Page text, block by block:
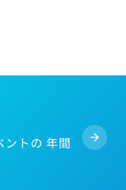
ントの 年間